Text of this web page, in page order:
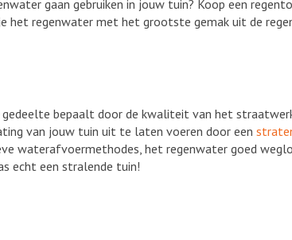
gaan gebruiken in jouw tuin? Koop een
je het regenwater met het grootste gemak uit de
bepaalt door de kwaliteit van het
van jouw tuin uit te laten voeren door een
waterafvoermethodes, het regenwater goed
echt een stralende tuin!